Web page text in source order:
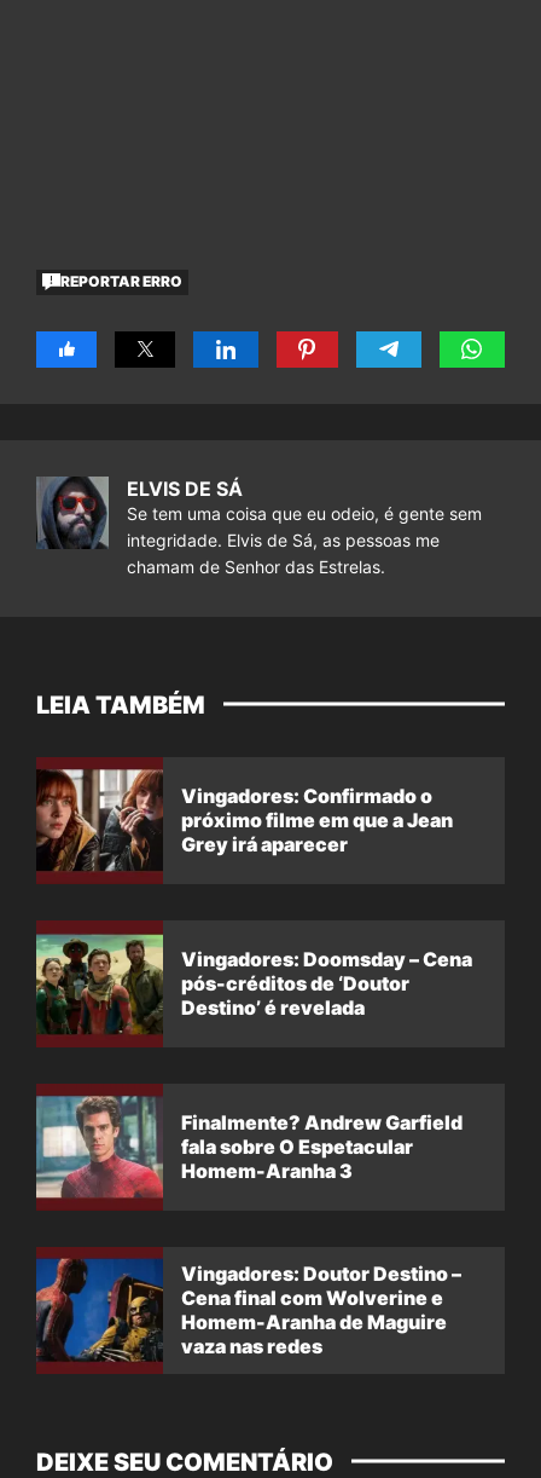
REPORTAR ERRO
ELVIS DE SÁ
Se tem uma coisa que eu odeio, é gente sem
integridade. Elvis de Sá, as pessoas me
chamam de Senhor das Estrelas.
LEIA TAMBÉM
Vingadores: Confirmado o
próximo filme em que a Jean
Grey irá aparecer
Vingadores: Doomsday – Cena
pós-créditos de ‘Doutor
Destino’ é revelada
Finalmente? Andrew Garfield
fala sobre O Espetacular
Homem-Aranha 3
Vingadores: Doutor Destino –
Cena final com Wolverine e
Homem-Aranha de Maguire
vaza nas redes
DEIXE SEU COMENTÁRIO